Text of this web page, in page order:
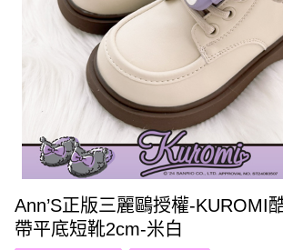
Ann’S正版三麗鷗授權-KUROMI
帶平底短靴2cm-米白